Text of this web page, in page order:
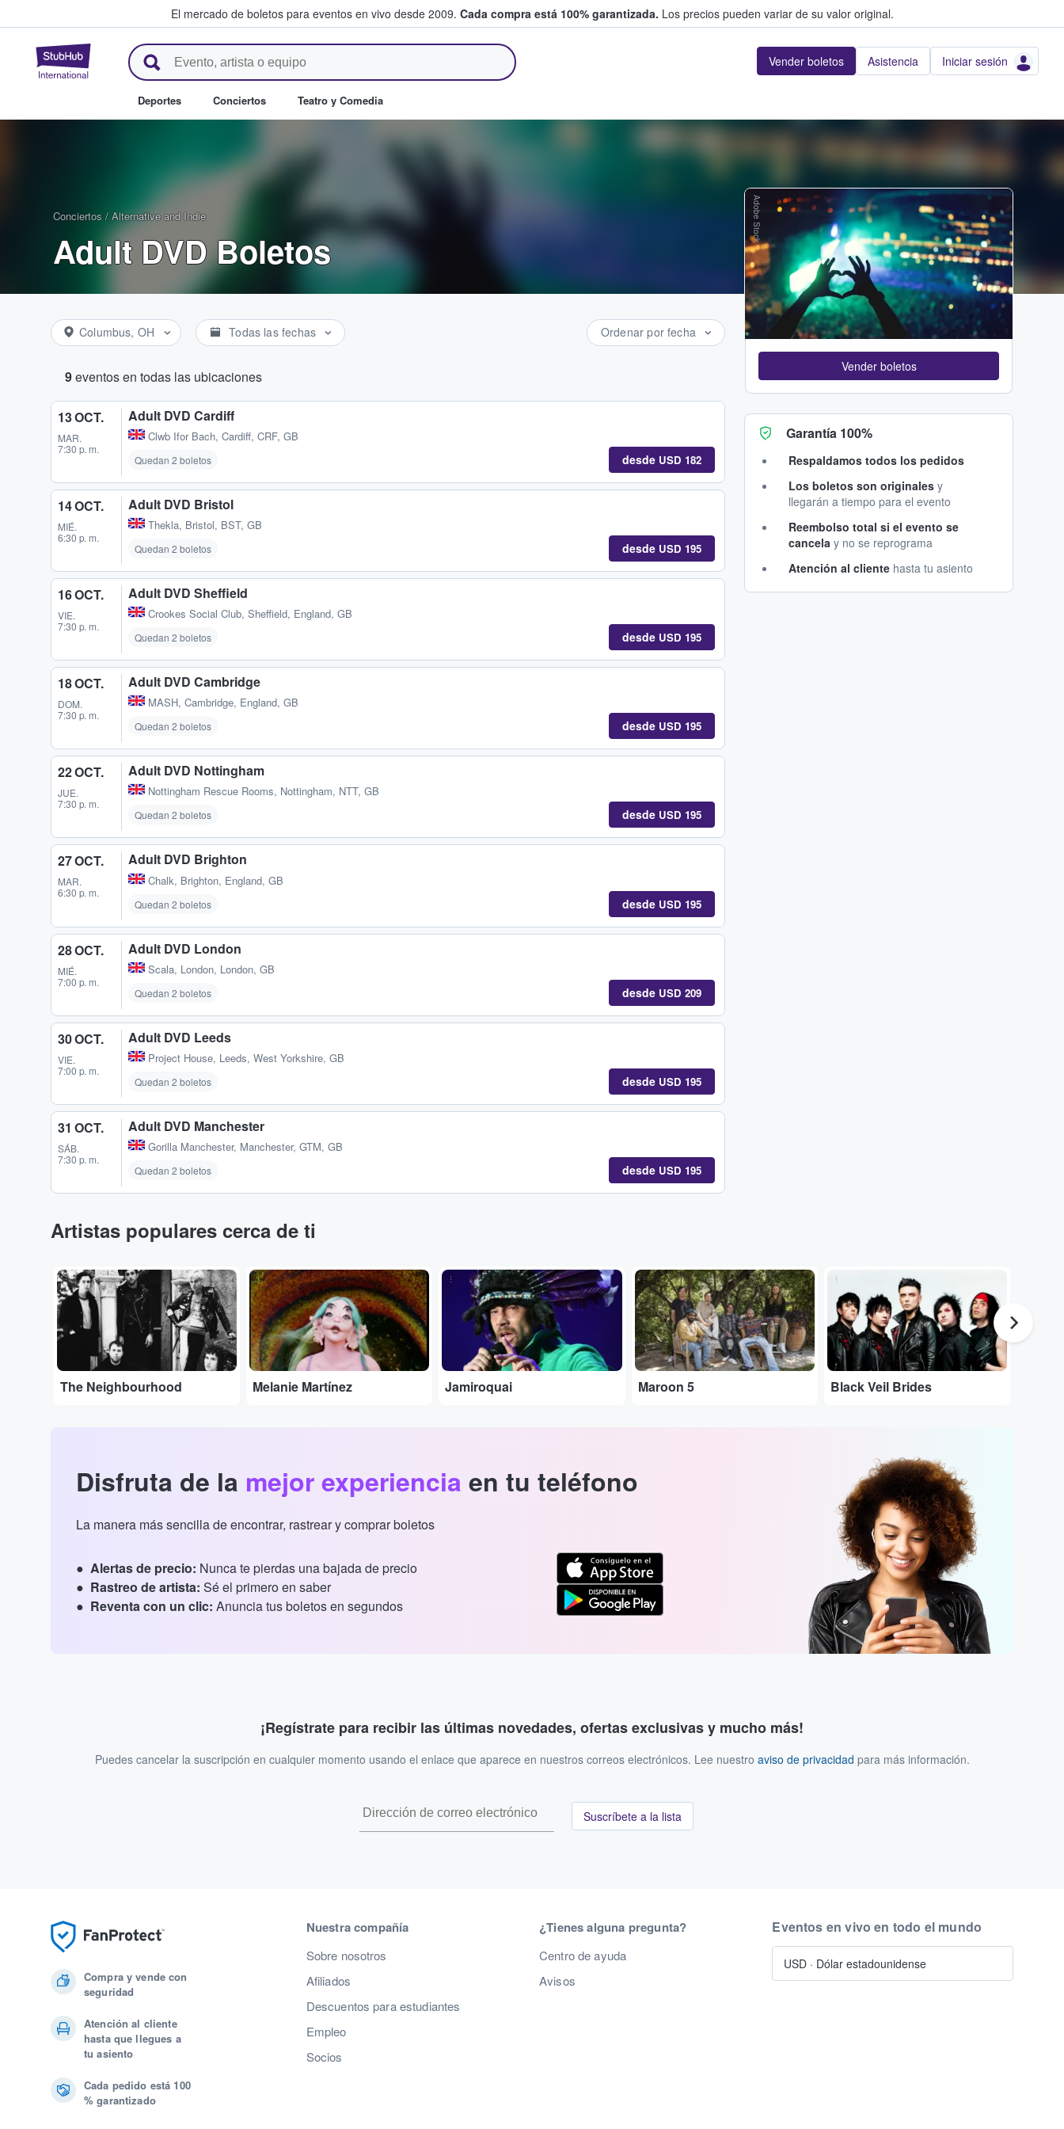
El mercado de boletos para eventos en vivo desde 2009. Cada compra está 100% garantizada. Los precios pueden variar de su valor original.
StubHub: donde los fans compran y venden boletos Vender boletos Asistencia Iniciar sesión
Deportes Conciertos Teatro y Comedia
Conciertos / Alternative and Indie
Adult DVD Boletos
Columbus, OH Todas las fechas Ordenar por fecha
9eventos en todas las ubicaciones
13 OCT.
MAR.
7:30 p. m.
Adult DVD Cardiff
Clwb Ifor Bach, Cardiff, CRF, GB
Quedan 2 boletos desde USD 182
14 OCT.
MIÉ.
6:30 p. m.
Adult DVD Bristol
Thekla, Bristol, BST, GB
Quedan 2 boletos desde USD 195
16 OCT.
VIE.
7:30 p. m.
Adult DVD Sheffield
Crookes Social Club, Sheffield, England, GB
Quedan 2 boletos desde USD 195
18 OCT.
DOM.
7:30 p. m.
Adult DVD Cambridge
MASH, Cambridge, England, GB
Quedan 2 boletos desde USD 195
22 OCT.
JUE.
7:30 p. m.
Adult DVD Nottingham
Nottingham Rescue Rooms, Nottingham, NTT, GB
Quedan 2 boletos desde USD 195
27 OCT.
MAR.
6:30 p. m.
Adult DVD Brighton
Chalk, Brighton, England, GB
Quedan 2 boletos desde USD 195
28 OCT.
MIÉ.
7:00 p. m.
Adult DVD London
Scala, London, London, GB
Quedan 2 boletos desde USD 209
30 OCT.
VIE.
7:00 p. m.
Adult DVD Leeds
Project House, Leeds, West Yorkshire, GB
Quedan 2 boletos desde USD 195
31 OCT.
SÁB.
7:30 p. m.
Adult DVD Manchester
Gorilla Manchester, Manchester, GTM, GB
Quedan 2 boletos desde USD 195
Adobe Stock
Vender boletos
Garantía 100%
Respaldamos todos los pedidos
Los boletos son originales y
llegarán a tiempo para el evento
Reembolso total si el evento se
cancela y no se reprograma
Atención al cliente hasta tu asiento
Artistas populares cerca de ti
...
The Neighbourhood
...
Melanie Martínez
...
Jamiroquai
...
Maroon 5 Black Veil Brides
Disfruta de la mejor experiencia en tu teléfono
La manera más sencilla de encontrar, rastrear y comprar boletos
Alertas de precio: Nunca te pierdas una bajada de precio
Rastreo de artista: Sé el primero en saber
Reventa con un clic: Anuncia tus boletos en segundos
¡Regístrate para recibir las últimas novedades, ofertas exclusivas y mucho más!
Puedes cancelar la suscripción en cualquier momento usando el enlace que aparece en nuestros correos electrónicos. Lee nuestro aviso de privacidad para más información.
Suscríbete a la lista
Compra y vende con
seguridad
Atención al cliente
hasta que llegues a
tu asiento
Cada pedido está 100
% garantizado
Nuestra compañía
Sobre nosotros
Afiliados
Descuentos para estudiantes
Empleo
Socios
¿Tienes alguna pregunta?
Centro de ayuda
Avisos
Eventos en vivo en todo el mundo
USD · Dólar estadounidense